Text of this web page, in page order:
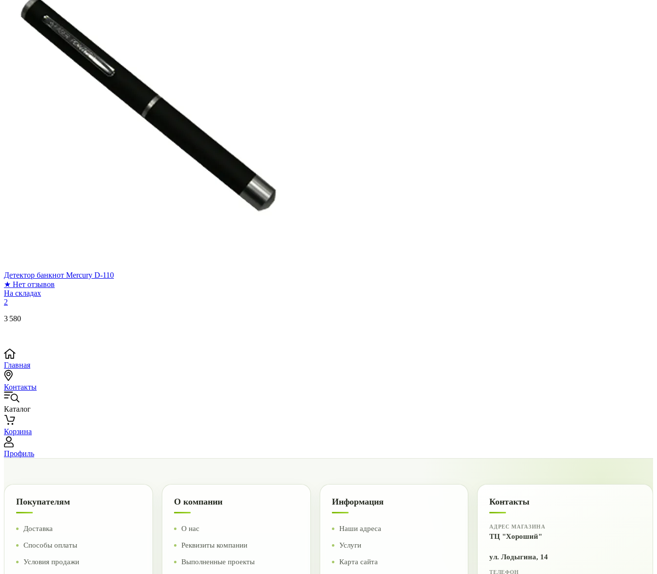
Детектор банкнот Mercury D-110
★ Нет отзывов
На складах
2
3 580
Главная
Контакты
Каталог
Корзина
Профиль
Покупателям
Доставка
Способы оплаты
Условия продажи
О компании
О нас
Реквизиты компании
Выполненные проекты
Информация
Наши адреса
Услуги
Карта сайта
Контакты
АДРЕС МАГАЗИНА
ТЦ "Хороший"
ул. Лодыгина, 14
ТЕЛЕФОН